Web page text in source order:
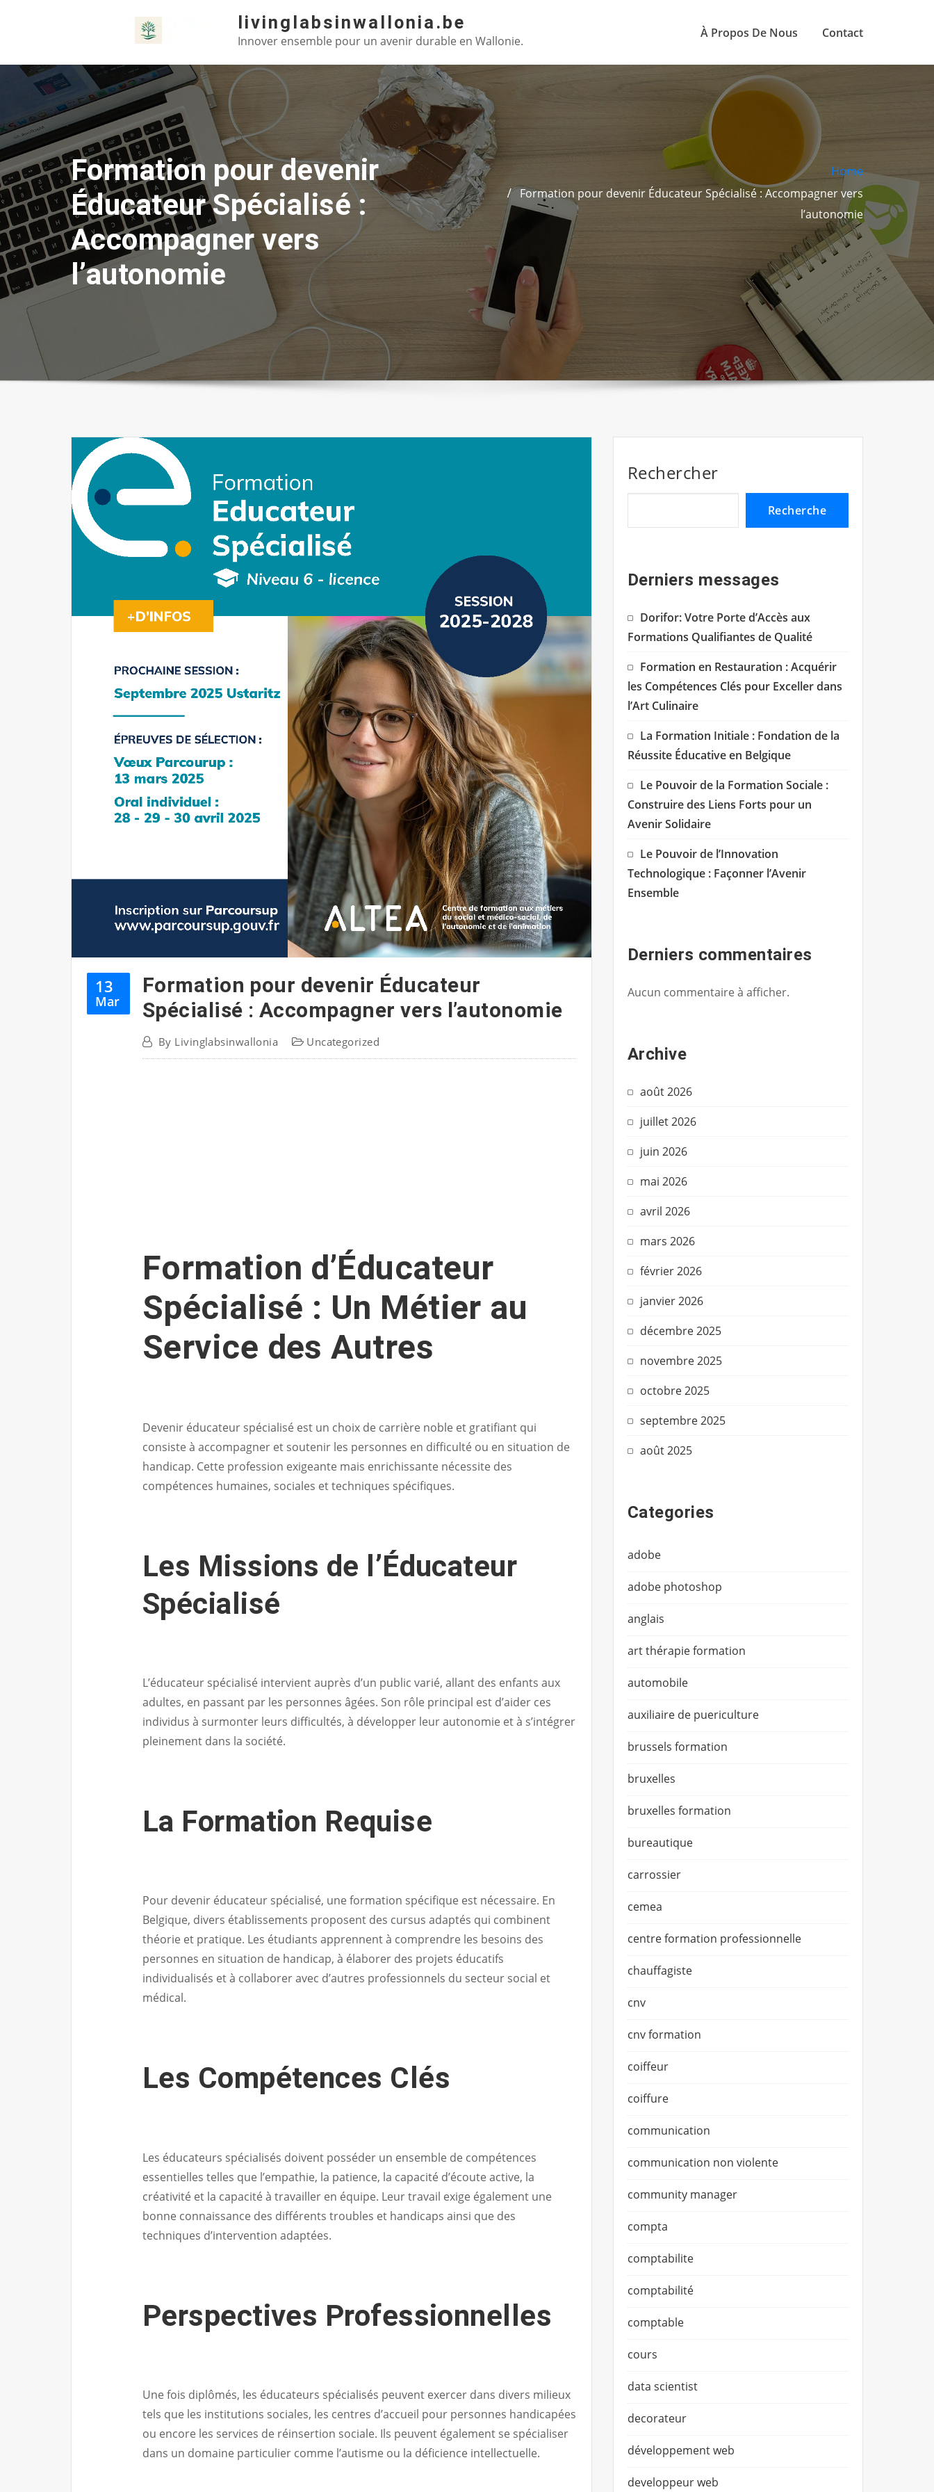
livinglabsinwallonia.be
Innover ensemble pour un avenir durable en Wallonie.
À Propos De Nous Contact
Formation pour devenir
Éducateur Spécialisé :
Accompagner vers
l’autonomie
Home
Formation pour devenir Éducateur Spécialisé : Accompagner vers
l’autonomie
13
Mar
Formation pour devenir Éducateur
Spécialisé : Accompagner vers l’autonomie
By Livinglabsinwallonia Uncategorized
Formation d’Éducateur
Spécialisé : Un Métier au
Service des Autres
Devenir éducateur spécialisé est un choix de carrière noble et gratifiant qui
consiste à accompagner et soutenir les personnes en difficulté ou en situation de
handicap. Cette profession exigeante mais enrichissante nécessite des
compétences humaines, sociales et techniques spécifiques.
Les Missions de l’Éducateur
Spécialisé
L’éducateur spécialisé intervient auprès d’un public varié, allant des enfants aux
adultes, en passant par les personnes âgées. Son rôle principal est d’aider ces
individus à surmonter leurs difficultés, à développer leur autonomie et à s’intégrer
pleinement dans la société.
La Formation Requise
Pour devenir éducateur spécialisé, une formation spécifique est nécessaire. En
Belgique, divers établissements proposent des cursus adaptés qui combinent
théorie et pratique. Les étudiants apprennent à comprendre les besoins des
personnes en situation de handicap, à élaborer des projets éducatifs
individualisés et à collaborer avec d’autres professionnels du secteur social et
médical.
Les Compétences Clés
Les éducateurs spécialisés doivent posséder un ensemble de compétences
essentielles telles que l’empathie, la patience, la capacité d’écoute active, la
créativité et la capacité à travailler en équipe. Leur travail exige également une
bonne connaissance des différents troubles et handicaps ainsi que des
techniques d’intervention adaptées.
Perspectives Professionnelles
Une fois diplômés, les éducateurs spécialisés peuvent exercer dans divers milieux
tels que les institutions sociales, les centres d’accueil pour personnes handicapées
ou encore les services de réinsertion sociale. Ils peuvent également se spécialiser
dans un domaine particulier comme l’autisme ou la déficience intellectuelle.
Rechercher
Recherche
Derniers messages
Dorifor: Votre Porte d’Accès aux
Formations Qualifiantes de Qualité
Formation en Restauration : Acquérir
les Compétences Clés pour Exceller dans
l’Art Culinaire
La Formation Initiale : Fondation de la
Réussite Éducative en Belgique
Le Pouvoir de la Formation Sociale :
Construire des Liens Forts pour un
Avenir Solidaire
Le Pouvoir de l’Innovation
Technologique : Façonner l’Avenir
Ensemble
Derniers commentaires
Aucun commentaire à afficher.
Archive
août 2026
juillet 2026
juin 2026
mai 2026
avril 2026
mars 2026
février 2026
janvier 2026
décembre 2025
novembre 2025
octobre 2025
septembre 2025
août 2025
Categories
adobe
adobe photoshop
anglais
art thérapie formation
automobile
auxiliaire de puericulture
brussels formation
bruxelles
bruxelles formation
bureautique
carrossier
cemea
centre formation professionnelle
chauffagiste
cnv
cnv formation
coiffeur
coiffure
communication
communication non violente
community manager
compta
comptabilite
comptabilité
comptable
cours
data scientist
decorateur
développement web
developpeur web